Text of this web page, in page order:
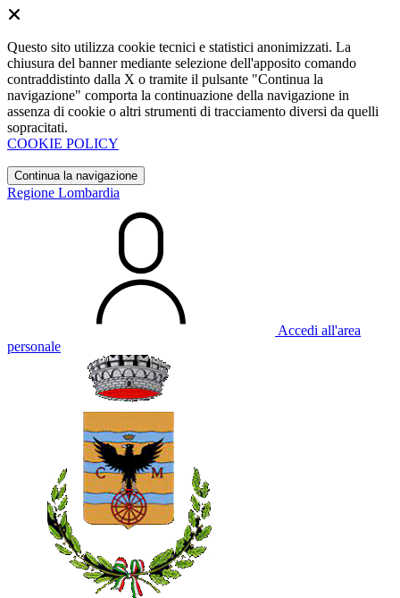
Questo sito utilizza cookie tecnici e statistici anonimizzati. La
chiusura del banner mediante selezione dell'apposito comando
contraddistinto dalla X o tramite il pulsante "Continua la
navigazione" comporta la continuazione della navigazione in
assenza di cookie o altri strumenti di tracciamento diversi da quelli
sopracitati.
COOKIE POLICY
Continua la navigazione
Regione Lombardia
Accedi all'area
personale